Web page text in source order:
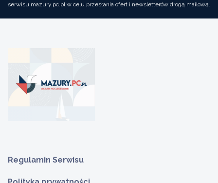
serwisu mazury.pc.pl w celu przesłania ofert i newsletterów drogą mailową.
Regulamin Serwisu